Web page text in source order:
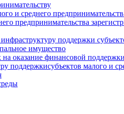
и среднего
предпринимательства
поддержки
имущество
оказание финансовой
поддержкисубъектов малого и